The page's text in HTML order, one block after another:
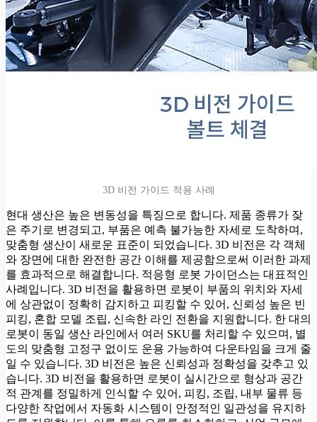
3D 비전 가이드 적용 사례
현대 생산은 높은 변동성을 특징으로 합니다. 제품 종류가 잦
은 주기로 변경되고, 부품은 예측 불가능한 자세로 도착하며,
맞춤형 생산이 새로운 표준이 되었습니다. 3D 비전은 각 객체
와 장면에 대한 완전한 공간 이해를 제공함으로써 이러한 과제
를 효과적으로 해결합니다. 적응형 로봇 가이던스는 대표적인
사례입니다. 3D 비전을 활용하면 로봇이 부품의 위치와 자세
에 상관없이 정확히 감지하고 피킹할 수 있어, 신뢰성 높은 빈
피킹, 혼합 모델 조립, 신속한 라인 전환을 지원합니다. 한 대의
로봇이 동일 생산 라인에서 여러 SKU를 처리할 수 있으며, 별
도의 맞춤형 고정구 없이도 운용 가능하여 다운타임을 크게 줄
일 수 있습니다. 3D 비전은 높은 신뢰성과 정확성을 갖추고 있
습니다. 3D 비전을 활용하면 로봇이 실시간으로 형상과 공간
적 관계를 정밀하게 인식할 수 있어, 피킹, 조립, 내부 물류 등
다양한 작업에서 자동화 시스템이 안정적인 일관성을 유지하